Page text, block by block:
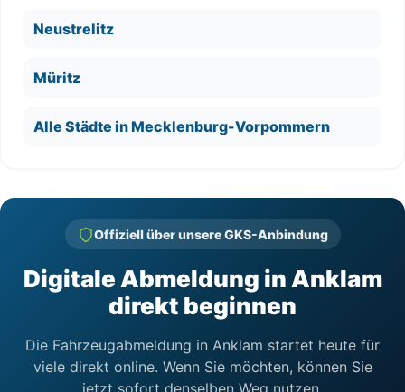
Neustrelitz
Müritz
Alle Städte in Mecklenburg-Vorpommern
Offiziell über unsere GKS-Anbindung
Digitale Abmeldung in Anklam
direkt beginnen
Die Fahrzeugabmeldung in Anklam startet heute für
viele direkt online. Wenn Sie möchten, können Sie
jetzt sofort denselben Weg nutzen.